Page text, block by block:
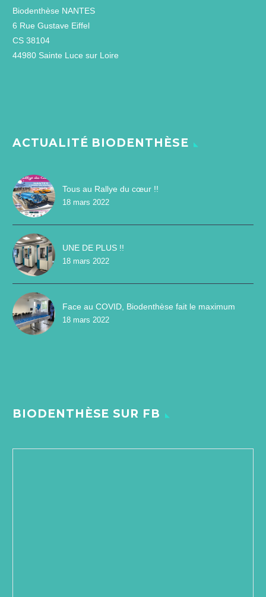
Biodenthèse NANTES
6 Rue Gustave Eiffel
CS 38104
44980 Sainte Luce sur Loire
ACTUALITÉ BIODENTHÈSE
Tous au Rallye du cœur !!
18 mars 2022
UNE DE PLUS !!
18 mars 2022
Face au COVID, Biodenthèse fait le maximum
18 mars 2022
BIODENTHÈSE SUR FB